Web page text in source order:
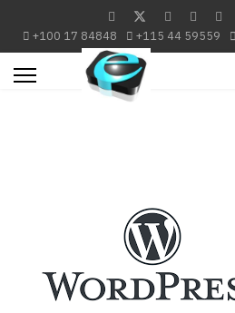
+100 17 84848 +115 44 59559